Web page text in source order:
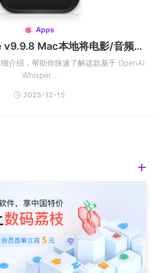
 Apps
Whisper Mate v9.9.8 Mac本地将电影/音频转录为文本
介绍，帮助你快速了解这款基于 OpenAI
Whisper...
2025-12-15